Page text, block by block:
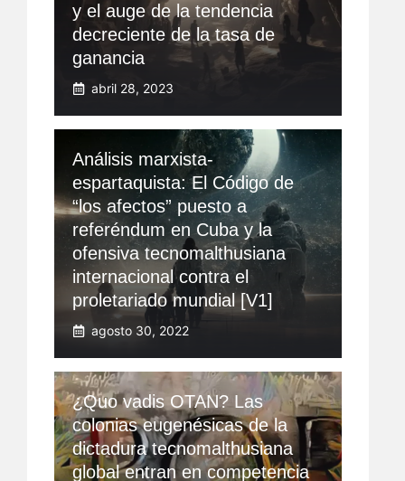
y el auge de la tendencia
decreciente de la tasa de
ganancia
abril 28, 2023
Análisis marxista-
espartaquista: El Código de
“los afectos” puesto a
referéndum en Cuba y la
ofensiva tecnomalthusiana
internacional contra el
proletariado mundial [V1]
agosto 30, 2022
¿Quo vadis OTAN? Las
colonias eugenésicas de la
dictadura tecnomalthusiana
global entran en competencia